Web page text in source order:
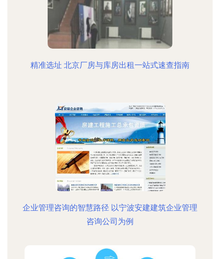
精准选址 北京厂房与库房出租一站式速查指南
企业管理咨询的智慧路径 以宁波安建建筑企业管理
咨询公司为例